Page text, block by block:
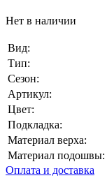
Нет в наличии
Вид:
Тип:
Сезон:
Артикул:
Цвет:
Подкладка:
Материал верха:
Материал подошвы:
Оплата и доставка